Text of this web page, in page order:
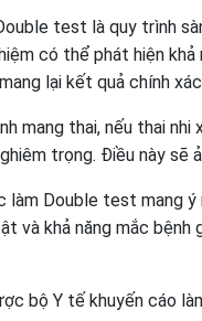
test là quy trình
có thể phát hiện
lại kết quả chính
mang thai, nếu thai
trọng. Điều này sẽ
làm Double test mang
và khả năng mắc
bộ Y tế khuyến cáo